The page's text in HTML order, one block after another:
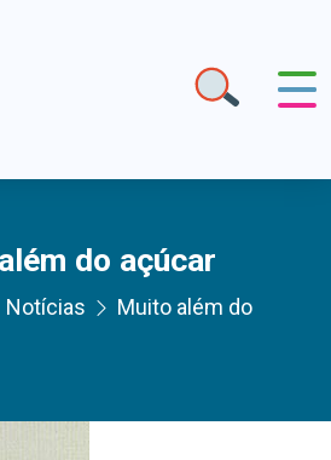
do açúcar
Notícias
Muito além do